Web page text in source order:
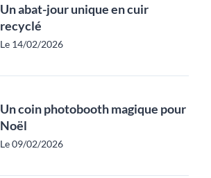
Un abat-jour unique en cuir
recyclé
Le 14/02/2026
Un coin photobooth magique pour
Noël
Le 09/02/2026